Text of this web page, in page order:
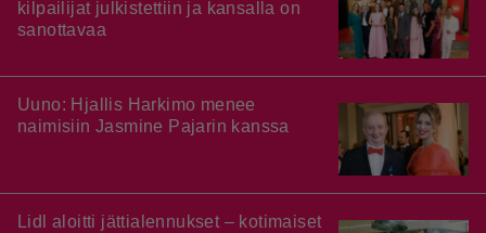
kilpailijat julkistettiin ja kansalla on
sanottavaa
Uuno: Hjallis Harkimo menee
naimisiin Jasmine Pajarin kanssa
Lidl aloitti jättialennukset – kotimaiset